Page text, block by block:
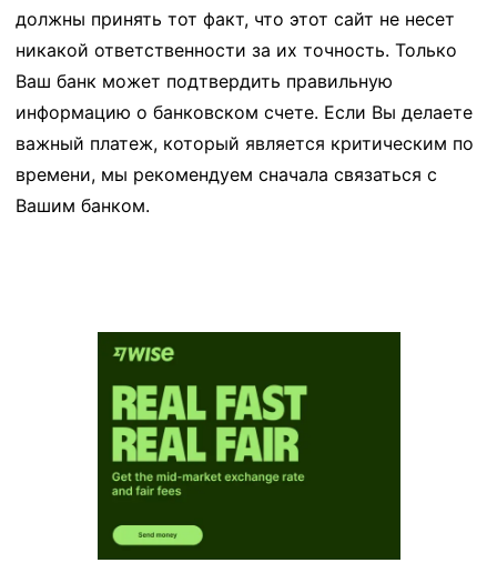
должны принять тот факт, что этот сайт не несет
никакой ответственности за их точность. Только
Ваш банк может подтвердить правильную
информацию о банковском счете. Если Вы делаете
важный платеж, который является критическим по
времени, мы рекомендуем сначала связаться с
Вашим банком.